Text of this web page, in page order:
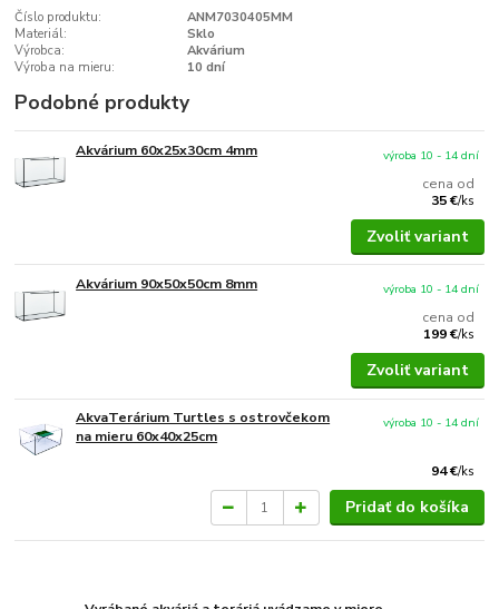
Číslo produktu:
ANM7030405MM
Materiál:
Sklo
Výrobca:
Akvárium
Výroba na mieru:
10 dní
Podobné produkty
Akvárium 60x25x30cm 4mm
cena od
35 €/ks
výroba 10 - 14 dní
Zvoliť variant
Akvárium 90x50x50cm 8mm
cena od
199 €/ks
výroba 10 - 14 dní
Zvoliť variant
AkvaTerárium Turtles s ostrovčekom
na mieru 60x40x25cm
94 €/ks
výroba 10 - 14 dní
Pridať do košíka